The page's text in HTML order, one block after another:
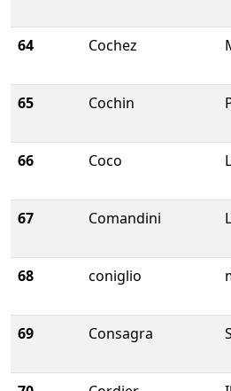
64 Cochez
65 Cochin
66 Coco
67 Comandini
68 coniglio
69 Consagra